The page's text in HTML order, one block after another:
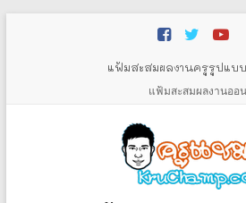
แฟ้มสะสมผลงานครูรูปแบ
แฟ้มสะสมผลงานออ